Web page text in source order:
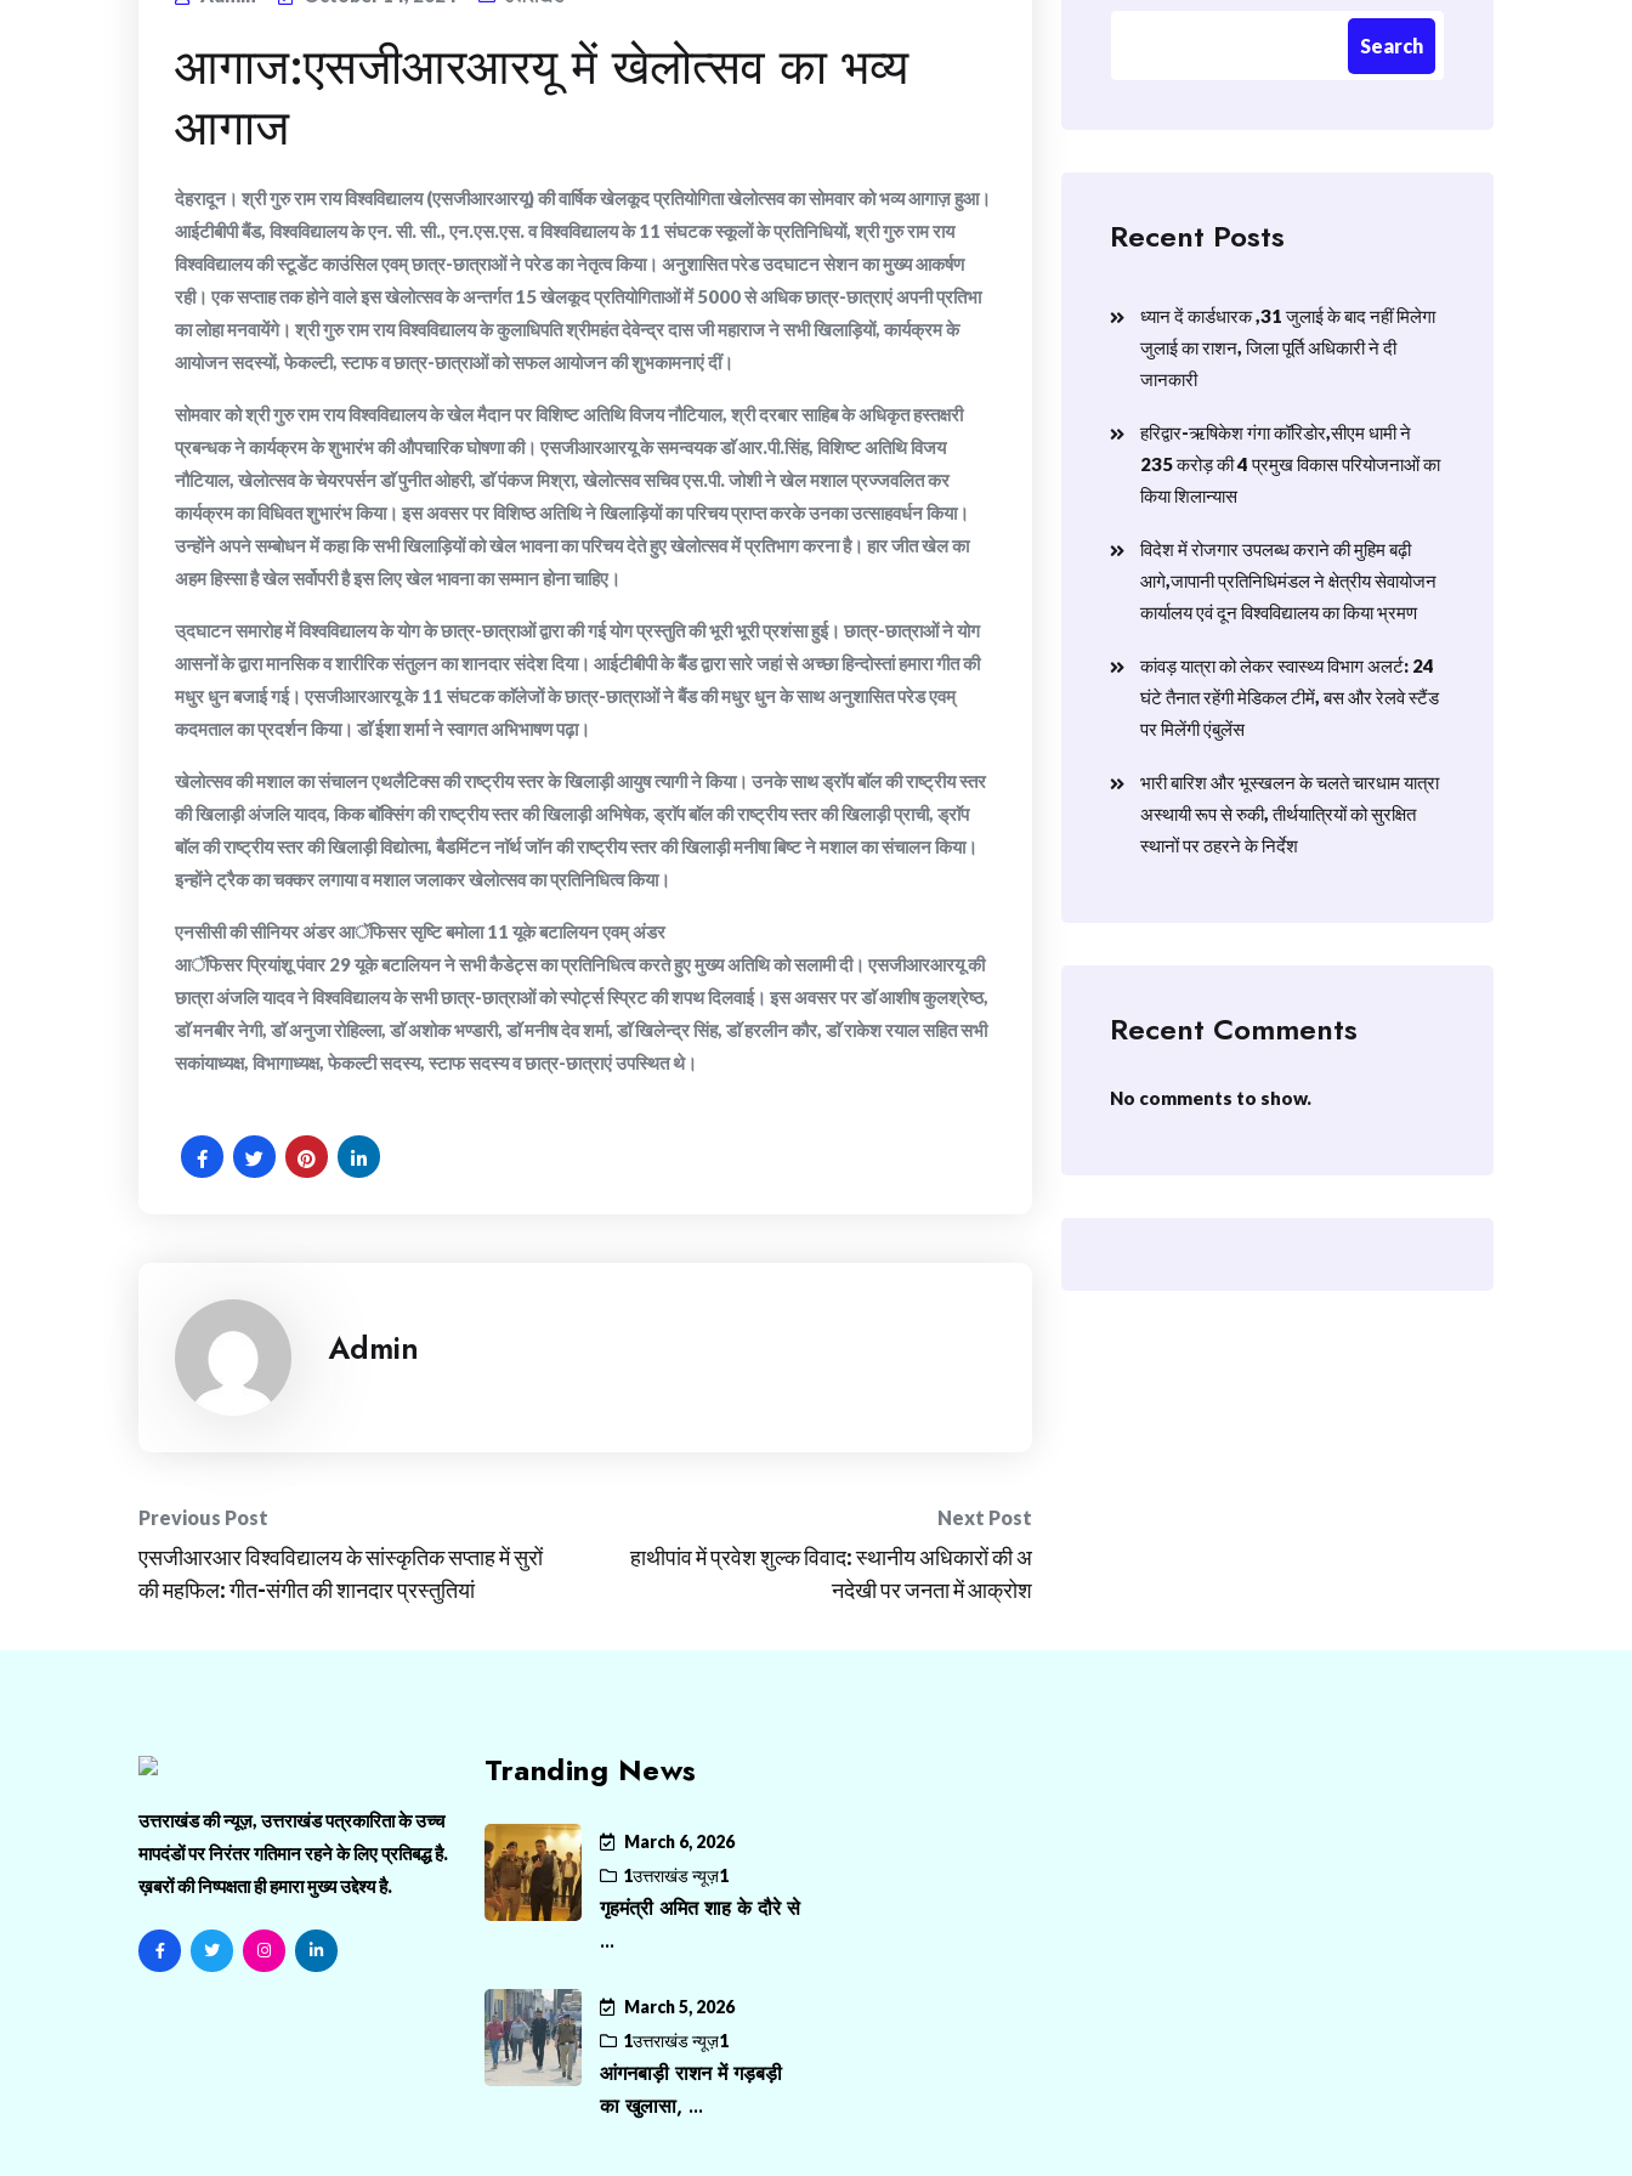
आगाज:एसजीआरआरयू में खेलोत्सव का भव्य
आगाज
देहरादून। श्री गुरु राम राय विश्वविद्यालय (एसजीआरआरयू) की वार्षिक खेलकूद प्रतियोगिता खेलोत्सव का सोमवार को भव्य आगाज़ हुआ।
आईटीबीपी बैंड, विश्वविद्यालय के एन. सी. सी., एन.एस.एस. व विश्वविद्यालय के 11 संघटक स्कूलों के प्रतिनिधियों, श्री गुरु राम राय
विश्वविद्यालय की स्टूडेंट काउंसिल एवम् छात्र-छात्राओं ने परेड का नेतृत्व किया। अनुशासित परेड उदघाटन सेशन का मुख्य आकर्षण
रही। एक सप्ताह तक होने वाले इस खेलोत्सव के अन्तर्गत 15 खेलकूद प्रतियोगिताओं में 5000 से अधिक छात्र-छात्राएं अपनी प्रतिभा
का लोहा मनवायेंगे। श्री गुरु राम राय विश्वविद्यालय के कुलाधिपति श्रीमहंत देवेन्द्र दास जी महाराज ने सभी खिलाड़ियों, कार्यक्रम के
आयोजन सदस्यों, फेकल्टी, स्टाफ व छात्र-छात्राओं को सफल आयोजन की शुभकामनाएं दीं।
सोमवार को श्री गुरु राम राय विश्वविद्यालय के खेल मैदान पर विशिष्ट अतिथि विजय नौटियाल, श्री दरबार साहिब के अधिकृत हस्तक्षरी
प्रबन्धक ने कार्यक्रम के शुभारंभ की औपचारिक घोषणा की। एसजीआरआरयू के समन्वयक डाॅ आर.पी.सिंह, विशिष्ट अतिथि विजय
नौटियाल, खेलोत्सव के चेयरपर्सन डाॅ पुनीत ओहरी, डाॅ पंकज मिश्रा, खेलोत्सव सचिव एस.पी. जोशी ने खेल मशाल प्रज्जवलित कर
कार्यक्रम का विधिवत शुभारंभ किया। इस अवसर पर विशिष्ठ अतिथि ने खिलाड़ियों का परिचय प्राप्त करके उनका उत्साहवर्धन किया।
उन्होंने अपने सम्बोधन में कहा कि सभी खिलाड़ियों को खेल भावना का परिचय देते हुए खेलोत्सव में प्रतिभाग करना है। हार जीत खेल का
अहम हिस्सा है खेल सर्वोपरी है इस लिए खेल भावना का सम्मान होना चाहिए।
उ्दघाटन समारोह में विश्वविद्यालय के योग के छात्र-छात्राओं द्वारा की गई योग प्रस्तुति की भूरी भूरी प्रशंसा हुई। छात्र-छात्राओं ने योग
आसनों के द्वारा मानसिक व शारीरिक संतुलन का शानदार संदेश दिया। आईटीबीपी के बैंड द्वारा सारे जहां से अच्छा हिन्दोस्तां हमारा गीत की
मधुर धुन बजाई गई। एसजीआरआरयू के 11 संघटक काॅलेजों के छात्र-छात्राओं ने बैंड की मधुर धुन के साथ अनुशासित परेड एवम्
कदमताल का प्रदर्शन किया। डाॅ ईशा शर्मा ने स्वागत अभिभाषण पढ़ा।
खेलोत्सव की मशाल का संचालन एथलैटिक्स की राष्ट्रीय स्तर के खिलाड़ी आयुष त्यागी ने किया। उनके साथ ड्राॅप बाॅल की राष्ट्रीय स्तर
की खिलाड़ी अंजलि यादव, किक बाॅक्सिंग की राष्ट्रीय स्तर की खिलाड़ी अभिषेक, ड्राॅप बाॅल की राष्ट्रीय स्तर की खिलाड़ी प्राची, ड्राॅप
बाॅल की राष्ट्रीय स्तर की खिलाड़ी विद्योत्मा, बैडमिंटन नाॅर्थ जाॅन की राष्ट्रीय स्तर की खिलाड़ी मनीषा बिष्ट ने मशाल का संचालन किया।
इन्होंने ट्रैक का चक्कर लगाया व मशाल जलाकर खेलोत्सव का प्रतिनिधित्व किया।
एनसीसी की सीनियर अंडर आॅफिसर सृष्टि बमोला 11 यूके बटालियन एवम् अंडर
आॅफिसर प्रियांशू पंवार 29 यूके बटालियन ने सभी कैडेट्स का प्रतिनिधित्व करते हुए मुख्य अतिथि को सलामी दी। एसजीआरआरयू की
छात्रा अंजलि यादव ने विश्वविद्यालय के सभी छात्र-छात्राओं को स्पोर्ट्स स्प्रिट की शपथ दिलवाई। इस अवसर पर डाॅ आशीष कुलश्रेष्ठ,
डाॅ मनबीर नेगी, डाॅ अनुजा रोहिल्ला, डाॅ अशोक भण्डारी, डाॅ मनीष देव शर्मा, डाॅ खिलेन्द्र सिंह, डाॅ हरलीन कौर, डाॅ राकेश रयाल सहित सभी
सकांयाध्यक्ष, विभागाध्यक्ष, फेकल्टी सदस्य, स्टाफ सदस्य व छात्र-छात्राएं उपस्थित थे।
Admin
Post
navigation
Previous Post
एसजीआरआर विश्वविद्यालय के सांस्कृतिक सप्ताह में सुरों
की महफिल: गीत-संगीत की शानदार प्रस्तुतियां
Next Post
हाथीपांव में प्रवेश शुल्क विवाद: स्थानीय अधिकारों की अ
नदेखी पर जनता में आक्रोश
Search
Recent Posts
ध्यान दें कार्डधारक ,31 जुलाई के बाद नहीं मिलेगा
जुलाई का राशन, जिला पूर्ति अधिकारी ने दी
जानकारी
हरिद्वार-ऋषिकेश गंगा कॉरिडोर,सीएम धामी ने
235 करोड़ की 4 प्रमुख विकास परियोजनाओं का
किया शिलान्यास
विदेश में रोजगार उपलब्ध कराने की मुहिम बढ़ी
आगे,जापानी प्रतिनिधिमंडल ने क्षेत्रीय सेवायोजन
कार्यालय एवं दून विश्वविद्यालय का किया भ्रमण
​कांवड़ यात्रा को लेकर स्वास्थ्य विभाग अलर्ट: 24
घंटे तैनात रहेंगी मेडिकल टीमें, बस और रेलवे स्टैंड
पर मिलेंगी एंबुलेंस
​भारी बारिश और भूस्खलन के चलते चारधाम यात्रा
अस्थायी रूप से रुकी, तीर्थयात्रियों को सुरक्षित
स्थानों पर ठहरने के निर्देश
Recent Comments
No comments to show.
उत्तराखंड की न्यूज़, उत्तराखंड पत्रकारिता के उच्च
मापदंडों पर निरंतर गतिमान रहने के लिए प्रतिबद्ध है.
ख़बरों की निष्पक्षता ही हमारा मुख्य उद्देश्य है.
Tranding News
March 6, 2026
1उत्तराखंड न्यूज़1
गृहमंत्री अमित शाह के दौरे से
...
March 5, 2026
1उत्तराखंड न्यूज़1
आंगनबाड़ी राशन में गड़बड़ी
का खुलासा, ...